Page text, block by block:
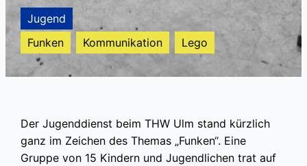
Jugend
Funken
Kommunikation Lego
Der Jugenddienst beim THW Ulm stand kürzlich
ganz im Zeichen des Themas „Funken“. Eine
Gruppe von 15 Kindern und Jugendlichen trat auf